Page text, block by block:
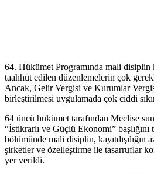
64. Hükümet Programında mali disiplin
taahhüt edilen düzenlemelerin çok
Ancak, Gelir Vergisi ve Kurumlar
birleştirilmesi uygulamada çok ciddi
64 üncü hükümet tarafından Meclise
“İstikrarlı ve Güçlü Ekonomi” başlığını
bölümünde mali disiplin, kayıtdışılığın
şirketler ve özelleştirme ile tasarruflar
yer verildi.